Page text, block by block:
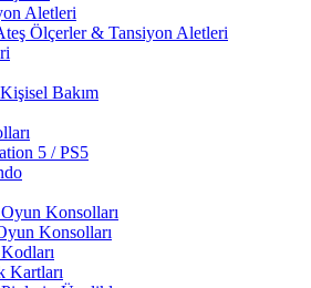
Aletleri
Ölçerler & Tansiyon Aletleri
Bakım
5 / PS5
Konsolları
Konsolları
Kartları